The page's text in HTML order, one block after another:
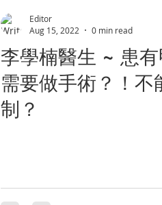
李學楠醫生 ~ 患
需要做手術？！不
制？
Editor
Aug 15, 2022
0 min read